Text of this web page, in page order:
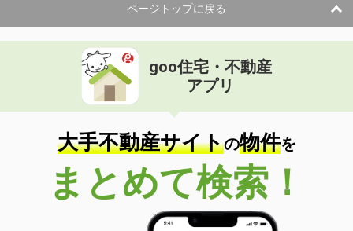
ページトップに戻る
goo住宅・不動産
アプリ
大手不動産サイトの物件を
まとめて検索！